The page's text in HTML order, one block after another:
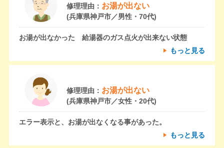
修理理由： お湯が出ない
(兵庫県神戸市／男性・70代)
お湯が出なかった 給湯器のガス点火が出来ない状態
もっと見る
修理理由： お湯が出ない
(兵庫県神戸市／女性・20代)
エラー表示と、お湯が出なくなる事があった。
もっと見る